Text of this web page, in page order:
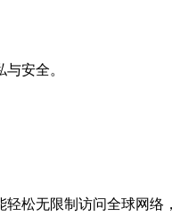
安全。
松无限制访问全球网络